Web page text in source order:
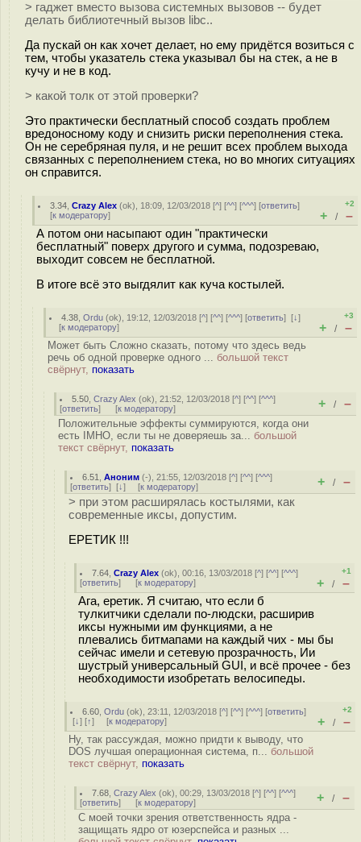
> гаджет вместо вызова системных вызовов -- будет
делать библиотечный вызов libc..
Да пускай он как хочет делает, но ему придётся возиться с
тем, чтобы указатель стека указывал бы на стек, а не в
кучу и не в код.
> какой толк от этой проверки?
Это практически бесплатный способ создать проблем
вредоносному коду и снизить риски переполнения стека.
Он не серебряная пуля, и не решит всех проблем выхода
связанных с переполнением стека, но во многих ситуациях
он справится.
3.34 ,Crazy Alex (ok), 18:09, 12/03/2018 [^] [^^] [^^^] [ответить]
[к модератору]
+2
+ / –
А потом они насыпают один "практически
бесплатный" поверх другого и сумма, подозреваю,
выходит совсем не бесплатной.
В итоге всё это выгдялит как куча костылей.
4.38 ,Ordu (ok), 19:12, 12/03/2018 [^] [^^] [^^^] [ответить][↓]
[к модератору]
+3
+ / –
Может быть Сложно сказать, потому что здесь ведь
речь об одной проверке одного ... большой текст
свёрнут, показать
5.50 ,Crazy Alex (ok), 21:52, 12/03/2018 [^] [^^] [^^^]
[ответить] [к модератору] + / –
Положительные эффекты суммируются, когда они
есть IMHO, если ты не доверяешь за... большой
текст свёрнут, показать
6.51 ,Аноним (-), 21:55, 12/03/2018 [^] [^^] [^^^]
[ответить] [↓] [к модератору] + / –
> при этом расширялась костылями, как
современные иксы, допустим.
ЕРЕТИК !!!
7.64 ,Crazy Alex (ok), 00:16, 13/03/2018 [^] [^^] [^^^]
[ответить] [к модератору]
+1
+ / –
Ага, еретик. Я считаю, что если б
тулкитчики сделали по-людски, расширив
иксы нужными им функциями, а не
плевались битмапами на каждый чих - мы бы
сейчас имели и сетевую прозрачность, Ии
шустрый универсальный GUI, и всё прочее - без
необходимости изобретать велосипеды.
6.60 ,Ordu (ok), 23:11, 12/03/2018 [^] [^^] [^^^] [ответить]
[↓] [↑] [к модератору]
+2
+ / –
Ну, так рассуждая, можно придти к выводу, что
DOS лучшая операционная система, п... большой
текст свёрнут, показать
7.68 ,Crazy Alex (ok), 00:29, 13/03/2018 [^] [^^] [^^^]
[ответить] [к модератору] + / –
С моей точки зрения ответственность ядра -
защищать ядро от юзерспейса и разных ...